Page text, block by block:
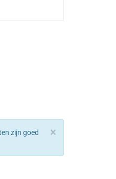
×
zijn goed